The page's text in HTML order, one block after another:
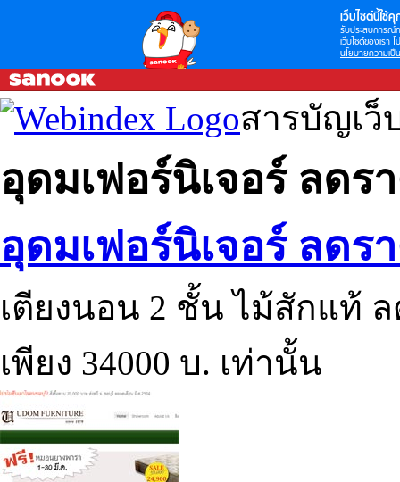
เว็บไซต์นี้ใช้คุ
รับประสบการณ์
เว็บไซต์ของเรา
นโยบายความเป็
สารบัญเว็
อุดมเฟอร์นิเจอร์ ลดร
อุดมเฟอร์นิเจอร์ ลดร
เตียงนอน 2 ชั้น ไม้สักแท้ ล
เพียง 34000 บ. เท่านั้น